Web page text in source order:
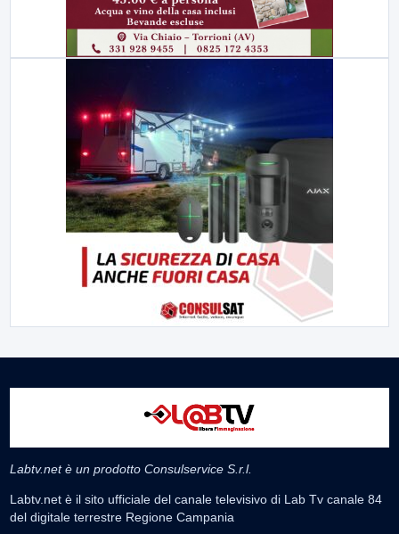
Labtv.net è un prodotto Consulservice S.r.l.
Labtv.net è il sito ufficiale del canale televisivo di Lab Tv canale 84
del digitale terrestre Regione Campania